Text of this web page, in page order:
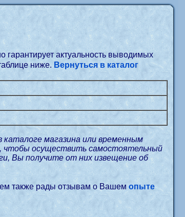
гарантирует актуальность выводимых
ниже. Вернуться в каталог
магазина или временным
чтобы осуществить самостоятельный
Вы получите от них извещение об
также рады отзывам о Вашемопыте